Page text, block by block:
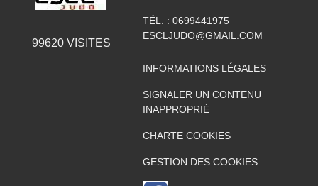
99620VISITES
TÉL. : 0699441975
ESCLJUDO@GMAIL.COM
INFORMATIONS LÉGALES
SIGNALER UN CONTENU
INAPPROPRIÉ
CHARTE COOKIES
GESTION DES COOKIES